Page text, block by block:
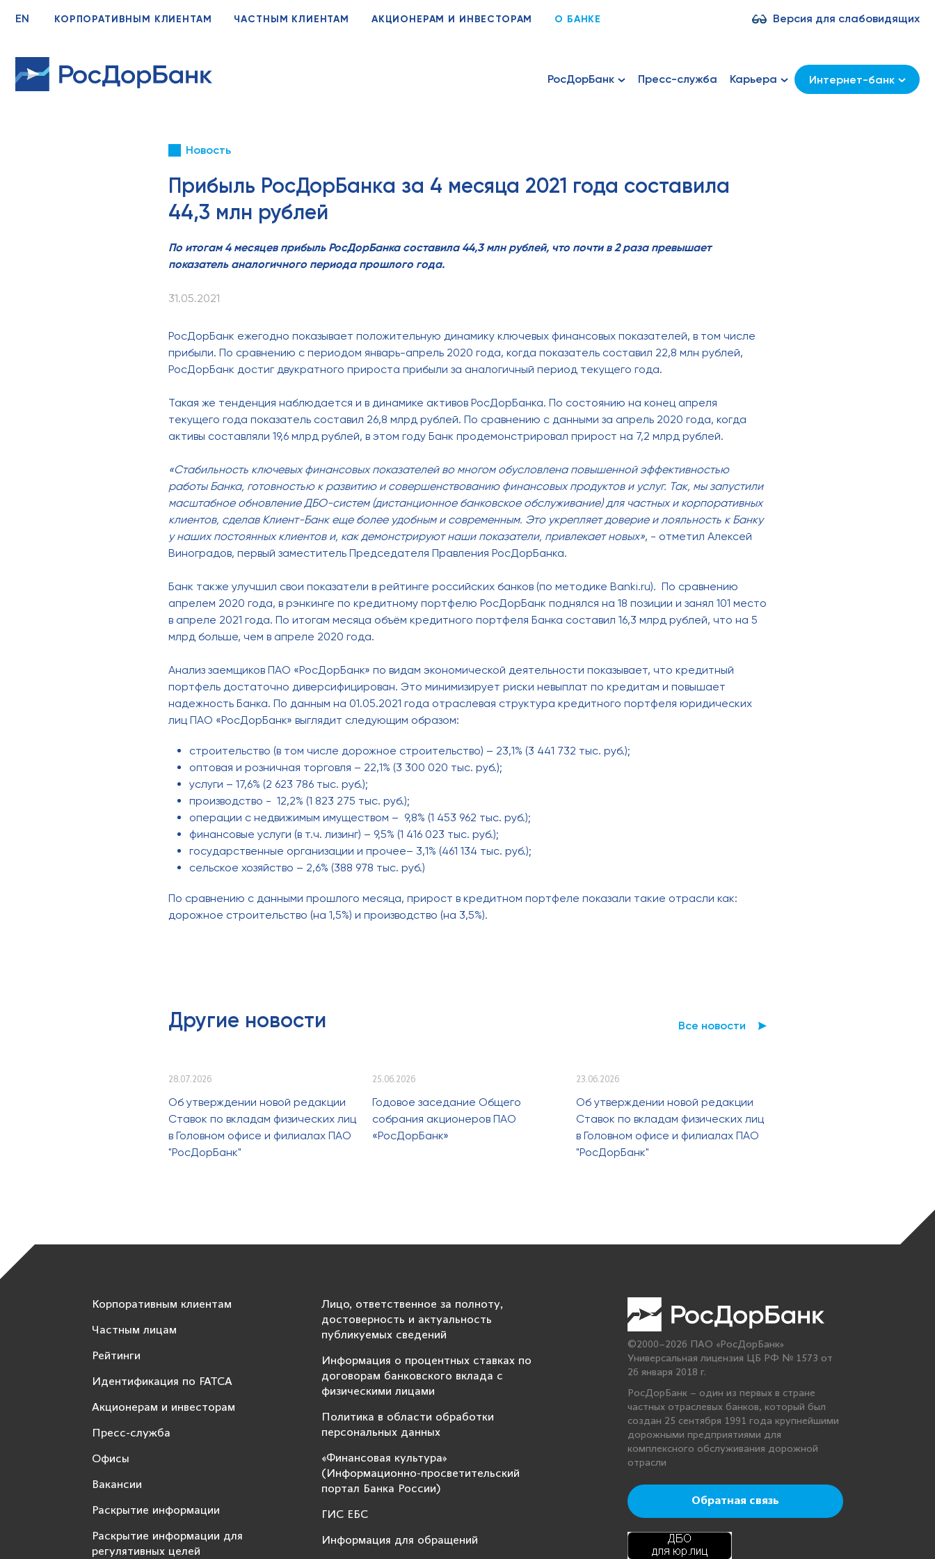
EN КОРПОРАТИВНЫМ КЛИЕНТАМ ЧАСТНЫМ КЛИЕНТАМ АКЦИОНЕРАМ И ИНВЕСТОРАМ О БАНКЕ Версия для слабовидящих
РосДорБанк Пресс-служба Карьера Интернет-банк
Новость
Прибыль РосДорБанка за 4 месяца 2021 года составила
44,3 млн рублей
По итогам 4 месяцев прибыль РосДорБанка составила 44,3 млн рублей, что почти в 2 раза превышает
показатель аналогичного периода прошлого года.
31.05.2021
РосДорБанк ежегодно показывает положительную динамику ключевых финансовых показателей, в том числе
прибыли. По сравнению с периодом январь-апрель 2020 года, когда показатель составил 22,8 млн рублей,
РосДорБанк достиг двукратного прироста прибыли за аналогичный период текущего года.
Такая же тенденция наблюдается и в динамике активов РосДорБанка. По состоянию на конец апреля
текущего года показатель составил 26,8 млрд рублей. По сравнению с данными за апрель 2020 года, когда
активы составляли 19,6 млрд рублей, в этом году Банк продемонстрировал прирост на 7,2 млрд рублей.
«Стабильность ключевых финансовых показателей во многом обусловлена повышенной эффективностью
работы Банка, готовностью к развитию и совершенствованию финансовых продуктов и услуг. Так, мы запустили
масштабное обновление ДБО-систем (дистанционное банковское обслуживание) для частных и корпоративных
клиентов, сделав Клиент-Банк еще более удобным и современным. Это укрепляет доверие и лояльность к Банку
у наших постоянных клиентов и, как демонстрируют наши показатели, привлекает новых», - отметил Алексей
Виноградов, первый заместитель Председателя Правления РосДорБанка.
Банк также улучшил свои показатели в рейтинге российских банков (по методике Banki.ru). По сравнению
апрелем 2020 года, в рэнкинге по кредитному портфелю РосДорБанк поднялся на 18 позиции и занял 101 место
в апреле 2021 года. По итогам месяца объём кредитного портфеля Банка составил 16,3 млрд рублей, что на 5
млрд больше, чем в апреле 2020 года.
Анализ заемщиков ПАО «РосДорБанк» по видам экономической деятельности показывает, что кредитный
портфель достаточно диверсифицирован. Это минимизирует риски невыплат по кредитам и повышает
надежность Банка. По данным на 01.05.2021 года отраслевая структура кредитного портфеля юридических
лиц ПАО «РосДорБанк» выглядит следующим образом:
строительство (в том числе дорожное строительство) – 23,1% (3 441 732 тыс. руб.);
оптовая и розничная торговля – 22,1% (3 300 020 тыс. руб.);
услуги – 17,6% (2 623 786 тыс. руб.);
производство - 12,2% (1 823 275 тыс. руб.);
операции с недвижимым имуществом – 9,8% (1 453 962 тыс. руб.);
финансовые услуги (в т.ч. лизинг) – 9,5% (1 416 023 тыс. руб.);
государственные организации и прочее– 3,1% (461 134 тыс. руб.);
сельское хозяйство – 2,6% (388 978 тыс. руб.)
По сравнению с данными прошлого месяца, прирост в кредитном портфеле показали такие отрасли как:
дорожное строительство (на 1,5%) и производство (на 3,5%).
Другие новости Все новости
28.07.2026
Об утверждении новой редакции
Ставок по вкладам физических лиц
в Головном офисе и филиалах ПАО
"РосДорБанк"
25.06.2026
Годовое заседание Общего
собрания акционеров ПАО
«РосДорБанк»
23.06.2026
Об утверждении новой редакции
Ставок по вкладам физических лиц
в Головном офисе и филиалах ПАО
"РосДорБанк"
Корпоративным клиентам
Частным лицам
Рейтинги
Идентификация по FATCA
Акционерам и инвесторам
Пресс-служба
Офисы
Вакансии
Раскрытие информации
Раскрытие информации для
регулятивных целей
Лицо, ответственное за полноту,
достоверность и актуальность
публикуемых сведений
Информация о процентных ставках по
договорам банковского вклада с
физическими лицами
Политика в области обработки
персональных данных
«Финансовая культура»
(Информационно-просветительский
портал Банка России)
ГИС ЕБС
Информация для обращений
©2000–2026 ПАО «РосДорБанк»
Универсальная лицензия ЦБ РФ № 1573 от
26 января 2018 г.
РосДорБанк – один из первых в стране
частных отраслевых банков, который был
создан 25 сентября 1991 года крупнейшими
дорожными предприятиями для
комплексного обслуживания дорожной
отрасли
Обратная связь